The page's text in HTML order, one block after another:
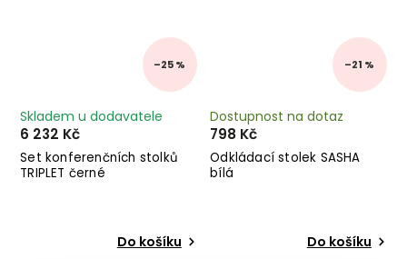
–25 %
Set konferenčních stolků
TRIPLET černé
Skladem u dodavatele
6 232 Kč
Do košíku
–21 %
Odkládací stolek SASHA
bílá
Dostupnost na dotaz
798 Kč
Do košíku